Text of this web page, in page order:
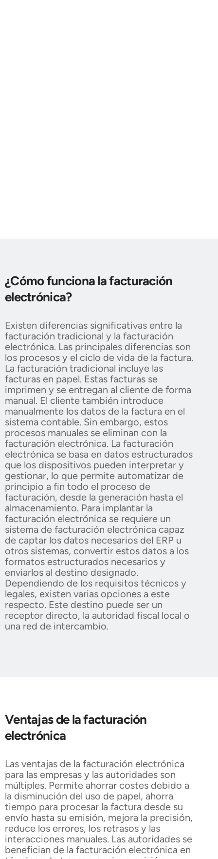
¿Cómo funciona la facturación
electrónica?
Existen diferencias significativas entre la
facturación tradicional y la facturación
electrónica. Las principales diferencias son
los procesos y el ciclo de vida de la factura.
La facturación tradicional incluye las
facturas en papel. Estas facturas se
imprimen y se entregan al cliente de forma
manual. El cliente también introduce
manualmente los datos de la factura en el
sistema contable. Sin embargo, estos
procesos manuales se eliminan con la
facturación electrónica. La facturación
electrónica se basa en datos estructurados
que los dispositivos pueden interpretar y
gestionar, lo que permite automatizar de
principio a fin todo el proceso de
facturación, desde la generación hasta el
almacenamiento. Para implantar la
facturación electrónica se requiere un
sistema de facturación electrónica capaz
de captar los datos necesarios del ERP u
otros sistemas, convertir estos datos a los
formatos estructurados necesarios y
enviarlos al destino designado.
Dependiendo de los requisitos técnicos y
legales, existen varias opciones a este
respecto. Este destino puede ser un
receptor directo, la autoridad fiscal local o
una red de intercambio.
Ventajas de la facturación
electrónica
Las ventajas de la facturación electrónica
para las empresas y las autoridades son
múltiples. Permite ahorrar costes debido a
la disminución del uso de papel, ahorra
tiempo para procesar la factura desde su
envío hasta su emisión, mejora la precisión,
reduce los errores, los retrasos y las
interacciones manuales. Las autoridades se
benefician de la facturación electrónica en